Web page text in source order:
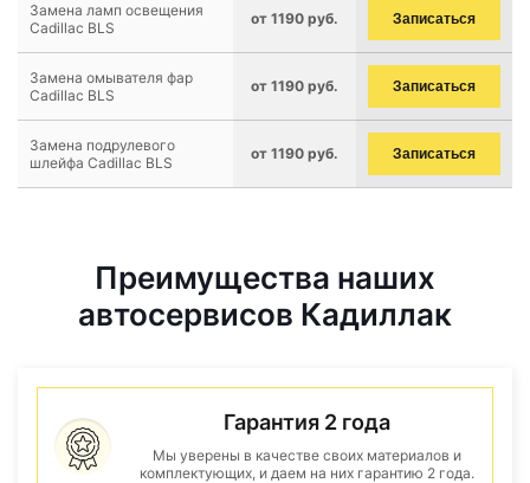
Замена ламп освещения
Cadillac BLS
от 1190 руб. Записаться
Замена омывателя фар
Cadillac BLS
от 1190 руб. Записаться
Замена подрулевого
шлейфа Cadillac BLS
от 1190 руб. Записаться
Преимущества наших
автосервисов Кадиллак
Гарантия 2 года
Мы уверены в качестве своих материалов и
комплектующих, и даем на них гарантию 2 года.